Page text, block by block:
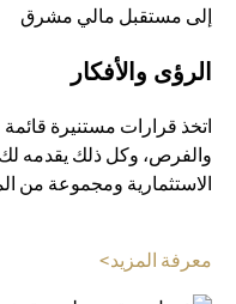
الرؤى والأفكار
اتخذ قرارات مستنيرة
والفرص، وكل ذلك يقدمه
الاستثمارية ومجموعة من
معرفة المزيد>